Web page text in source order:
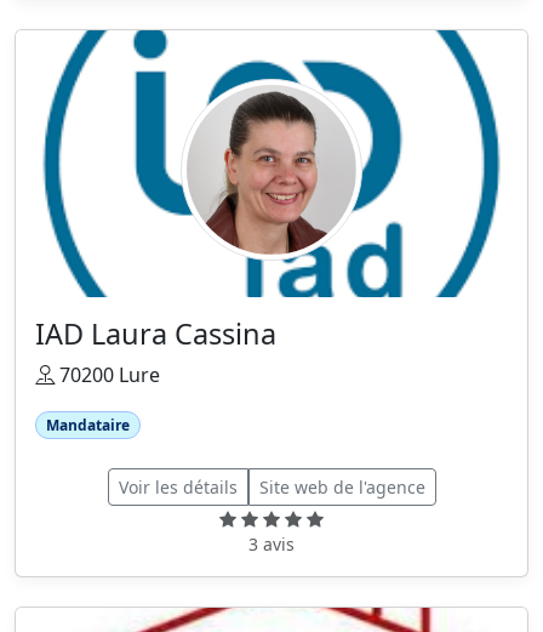
IAD Laura Cassina
70200 Lure
Mandataire
Voir les détails Site web de l'agence
3 avis